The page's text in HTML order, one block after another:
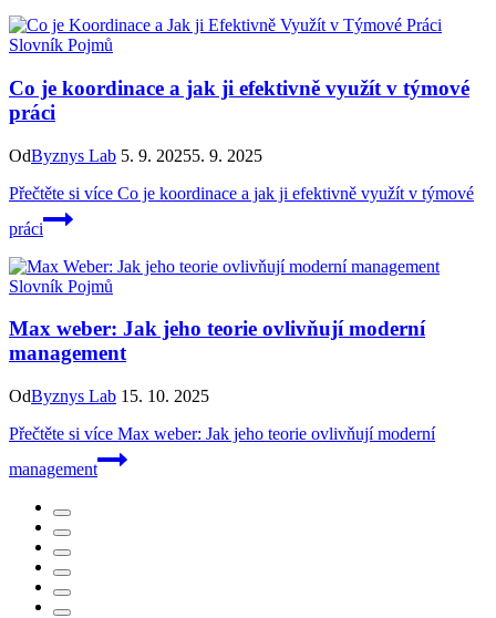
Slovník Pojmů
Co je koordinace a jak ji efektivně využít v týmové
práci
OdByznys Lab 5. 9. 20255. 9. 2025
Přečtěte si více Co je koordinace a jak ji efektivně využít v týmové
práci
Slovník Pojmů
Max weber: Jak jeho teorie ovlivňují moderní
management
OdByznys Lab 15. 10. 2025
Přečtěte si více Max weber: Jak jeho teorie ovlivňují moderní
management